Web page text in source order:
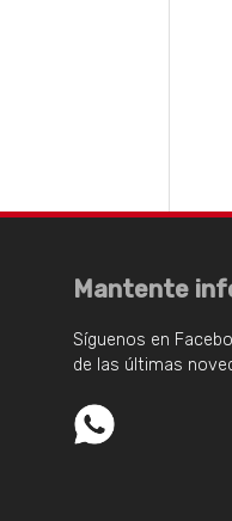
Mantente
Síguenos en
de las últimas